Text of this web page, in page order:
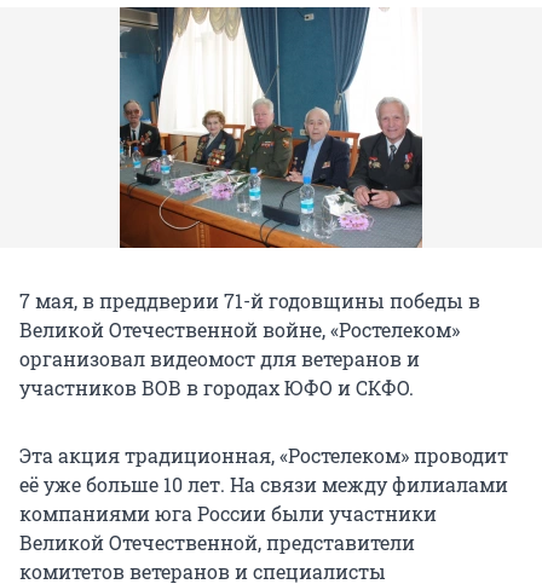
7 мая, в преддверии 71-й годовщины победы в
Великой Отечественной войне, «Ростелеком»
организовал видеомост для ветеранов и
участников ВОВ в городах ЮФО и СКФО.
Эта акция традиционная, «Ростелеком» проводит
её уже больше 10 лет. На связи между филиалами
компаниями юга России были участники
Великой Отечественной, представители
комитетов ветеранов и специалисты